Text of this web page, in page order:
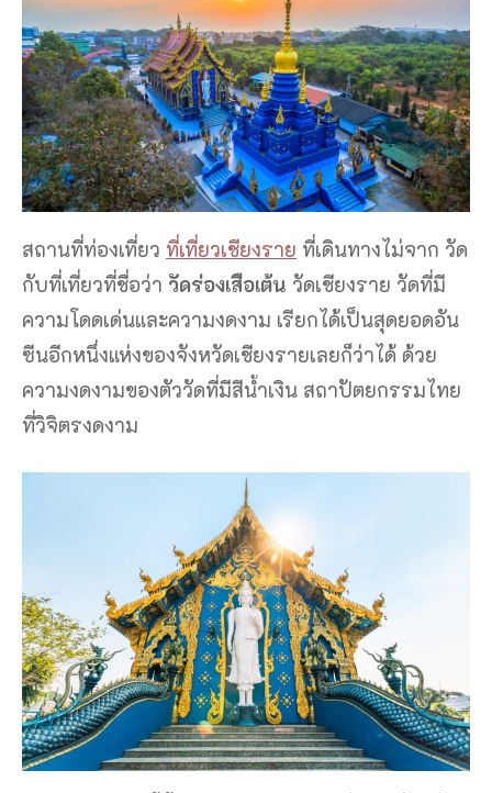
สถานที่ท่องเที่ยว ที่เที่ยวเชียงราย ที่เดินทางไม่จาก วัด
กับที่เที่ยวที่ชื่อว่า วัดร่องเสือเต้น วัดเชียงราย วัดที่มี
ความโดดเด่นและความงดงาม เรียกได้เป็นสุดยอดอัน
ซีนอีกหนึ่งแห่งของจังหวัดเชียงรายเลยก็ว่าได้ ด้วย
ความงดงามของตัววัดที่มีสีน้ำเงิน สถาปัตยกรรมไทย
ที่วิจิตรงดงาม